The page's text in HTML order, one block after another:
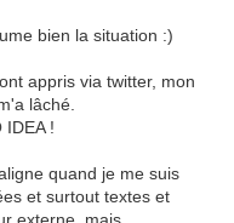
bien la situation :)
appris via twitter, mon
lâché.
IDEA !
quand je me suis
et surtout textes et